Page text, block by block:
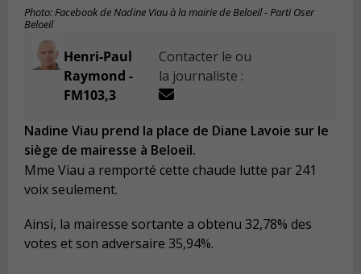
Photo: Facebook de Nadine Viau à la mairie de Beloeil - Parti Oser
Beloeil
Henri-Paul
Raymond -
FM103,3
Contacter le ou
la journaliste :
Nadine Viau prend la place de Diane Lavoie sur le
siège de mairesse à Beloeil.
Mme Viau a remporté cette chaude lutte par 241
voix seulement.
Ainsi, la mairesse sortante a obtenu 32,78% des
votes et son adversaire 35,94%.